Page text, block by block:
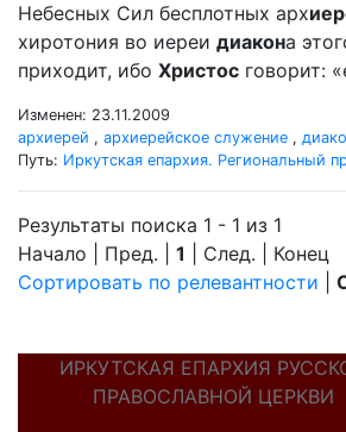
Небесных Сил бесплотных арх
хиротония во иереи диакона
приходит, ибо Христос говорит:
Изменен: 23.11.2009
архиерей , архиерейское служение ,
Путь: Иркутская епархия. Региональный
Результаты поиска 1 - 1 из 1
Начало | Пред. | 1 | След. | Конец
Сортировать по релевантности
ИРКУТСКАЯ ЕПАРХИЯ
ПРАВОСЛАВНОЙ ЦЕРКВИ